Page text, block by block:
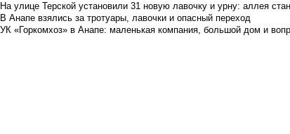
На улице Терской установили 31 новую лавочку и урну: аллея
В Анапе взялись за тротуары, лавочки и опасный переход
УК «Горкомхоз» в Анапе: маленькая компания, большой дом и